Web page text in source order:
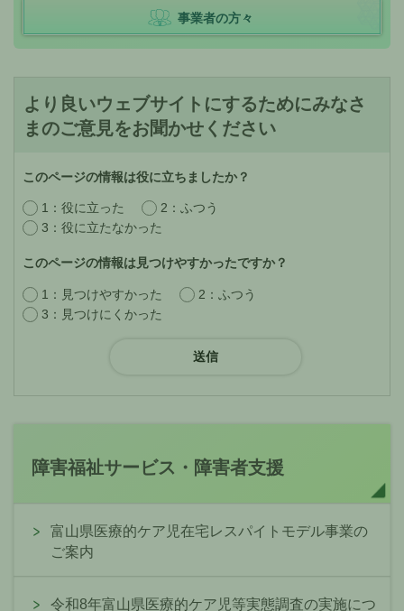
事業者の方々
より良いウェブサイトにするためにみなさ
まのご意見をお聞かせください
このページの情報は役に立ちましたか？
1：役に立った
2：ふつう
3：役に立たなかった
このページの情報は見つけやすかったですか？
1：見つけやすかった
2：ふつう
3：見つけにくかった
障害福祉サービス・障害者支援
富山県医療的ケア児在宅レスパイトモデル事業の
ご案内
令和8年富山県医療的ケア児等実態調査の実施につ